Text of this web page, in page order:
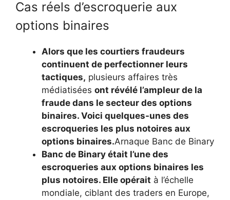
Cas réels d’escroquerie aux
options binaires
Alors que les courtiers fraudeurs
continuent de perfectionner leurs
tactiques, plusieurs affaires très
médiatisées ont révélé l’ampleur de la
fraude dans le secteur des options
binaires. Voici quelques-unes des
escroqueries les plus notoires aux
options binaires.Arnaque Banc de Binary
Banc de Binary était l’une des
escroqueries aux options binaires les
plus notoires. Elle opérait à l’échelle
mondiale, ciblant des traders en Europe,